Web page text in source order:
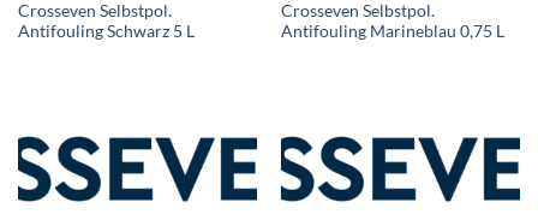
Crosseven Selbstpol.
Antifouling Schwarz 5 L
Crosseven Selbstpol.
Antifouling Marineblau 0,75 L